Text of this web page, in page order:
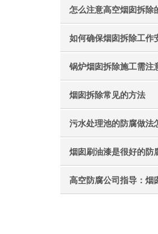
如何确保烟囱拆除工作
烟囱拆除常见的方法
污水处理池的防腐做法
烟囱刷油漆是很好的防